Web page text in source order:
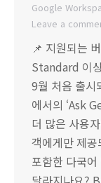
Google
Leave a
📌 지원되는
Standard 이
9월 처음 출시
에서의 ‘Ask
더 많은 사용
객에게만 제
포함한 다국